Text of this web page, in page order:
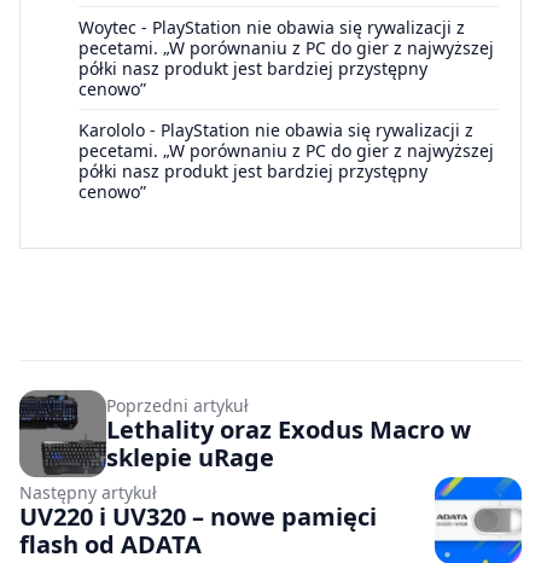
Woytec - PlayStation nie obawia się rywalizacji z
pecetami. „W porównaniu z PC do gier z najwyższej
półki nasz produkt jest bardziej przystępny
cenowo”
Karololo - PlayStation nie obawia się rywalizacji z
pecetami. „W porównaniu z PC do gier z najwyższej
półki nasz produkt jest bardziej przystępny
cenowo”
Poprzedni artykuł
Lethality oraz Exodus Macro w
sklepie uRage
Następny artykuł
UV220 i UV320 – nowe pamięci
flash od ADATA